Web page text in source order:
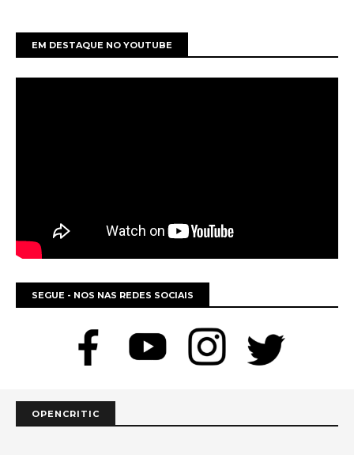
EM DESTAQUE NO YOUTUBE
SEGUE - NOS NAS REDES SOCIAIS
OPENCRITIC